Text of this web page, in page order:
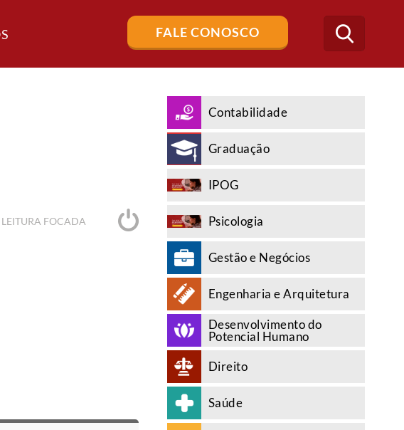
FALE CONOSCO
Buscar
no
blog
LEITURA FOCADA
Contabilidade
Graduação
IPOG
Psicologia
Gestão e Negócios
Engenharia e Arquitetura
Desenvolvimento do
Potencial Humano
Direito
Saúde